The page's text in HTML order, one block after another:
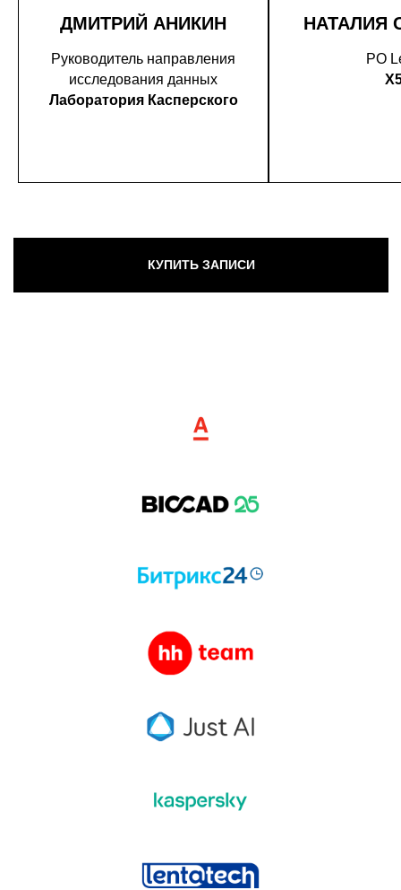
ДМИТРИЙ АНИКИН
Руководитель направления
исследования данных
Лаборатория Касперского
НАТАЛИЯ
PO